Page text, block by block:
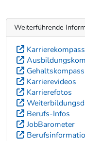
Weiterführende
Karrierekompass
Gehaltskompass
Karrierevideos
Karrierefotos
Berufs-Infos
JobBarometer